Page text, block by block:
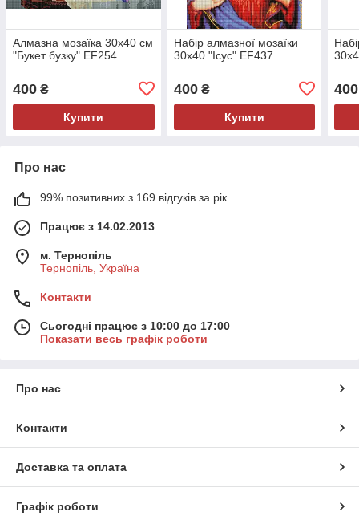
Алмазна мозаїка 30х40 см
"Букет бузку" EF254
400 ₴
Купити
Набір алмазної мозаїки
30х40 "Ісус" EF437
400₴
Купити
400
Про нас
99% позитивних з 169 відгуків за рік
Працює з 14.02.2013
м. Тернопіль
Тернопіль, Україна
Контакти
Сьогодні працює з 10:00 до 17:00
Показати весь графік роботи
Про нас
Контакти
Доставка та оплата
Графік роботи